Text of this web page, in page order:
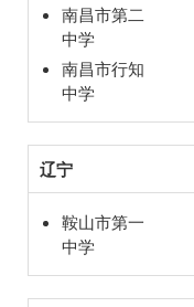
南昌市第二
中学
南昌市行知
中学
辽宁
鞍山市第一
中学